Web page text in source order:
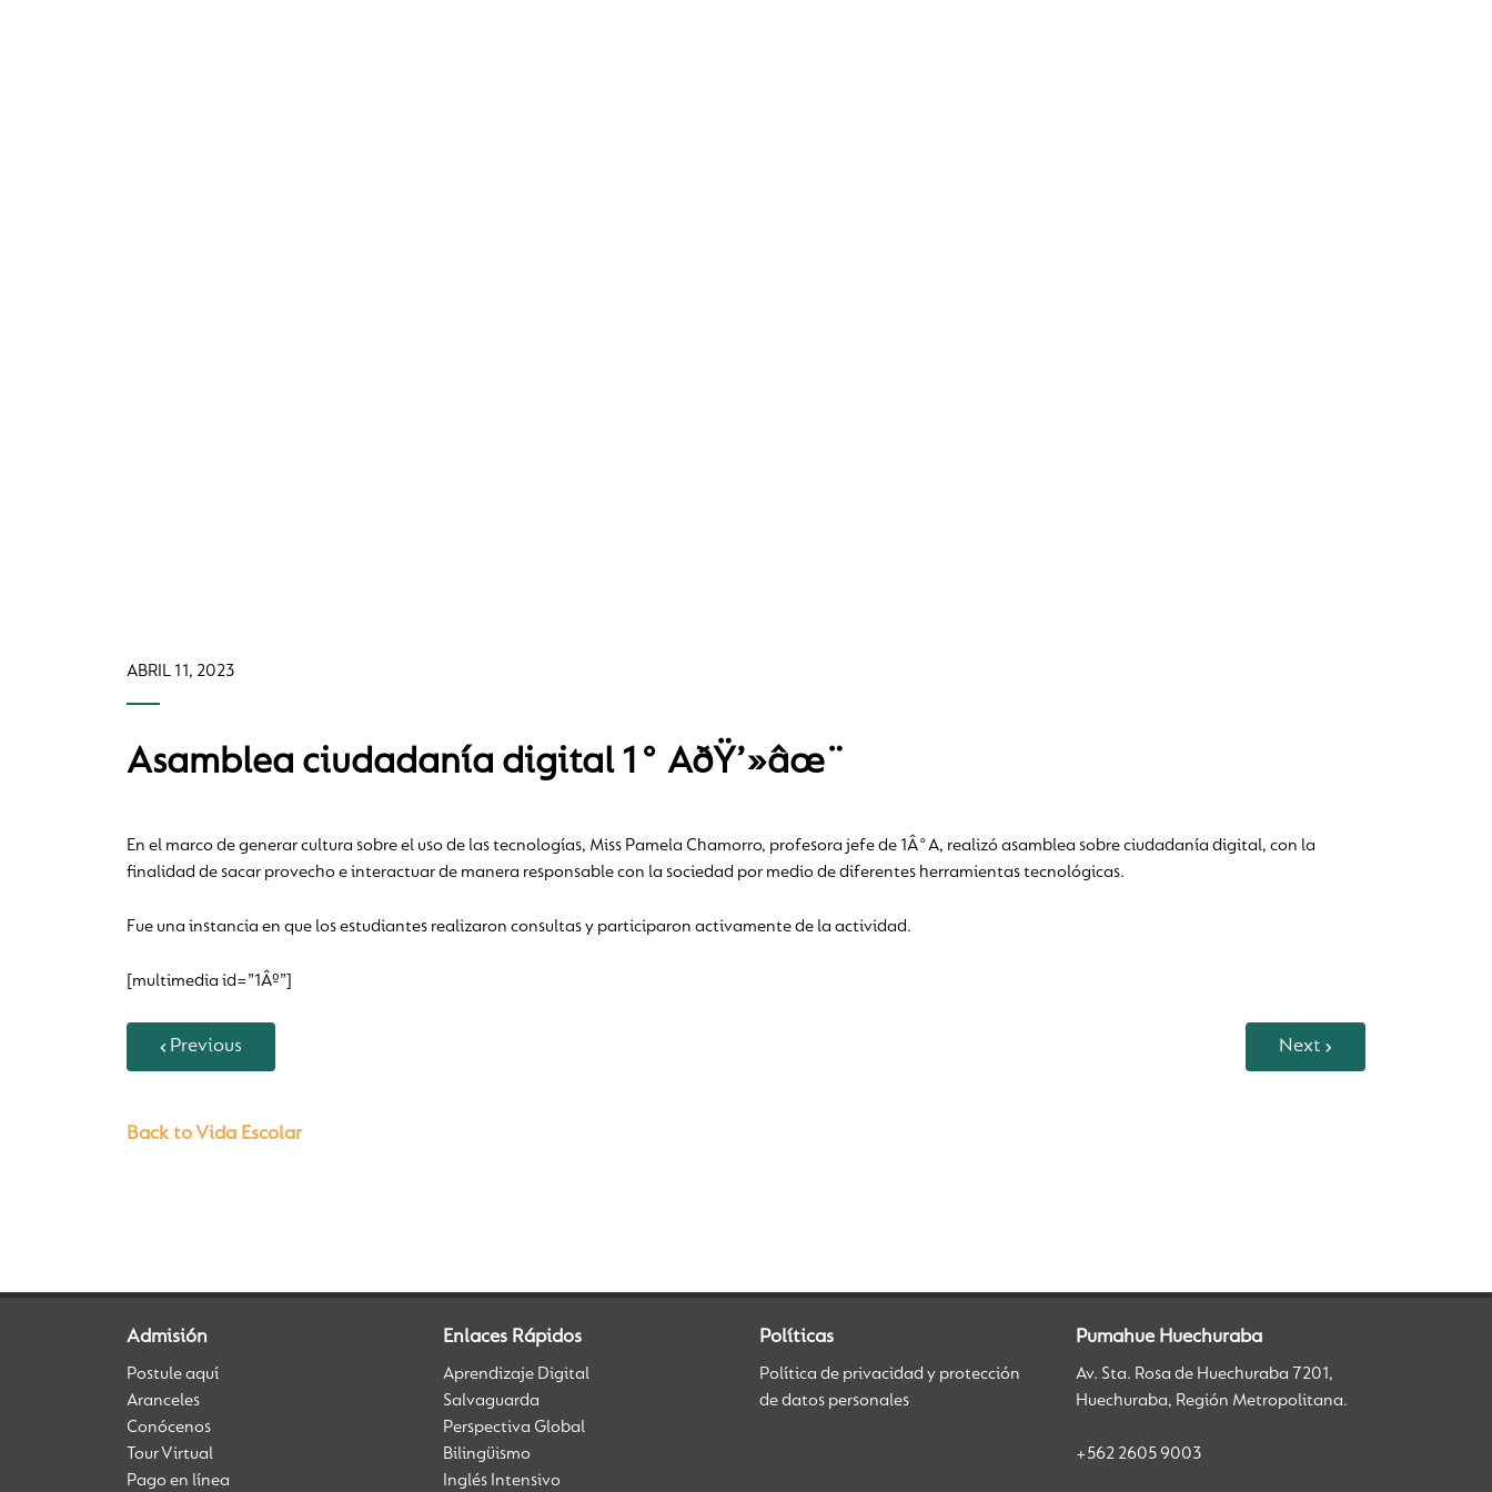
ABRIL 11, 2023
Asamblea ciudadanía digital 1° AðŸ’»âœ¨
En el marco de generar cultura sobre el uso de las tecnologías, Miss Pamela Chamorro, profesora jefe de 1Â°A, realizó asamblea sobre ciudadanía digital, con la
finalidad de sacar provecho e interactuar de manera responsable con la sociedad por medio de diferentes herramientas tecnológicas.
Fue una instancia en que los estudiantes realizaron consultas y participaron activamente de la actividad.
[multimedia id=”1Âº”]
Previous Next
Back to Vida Escolar
Admisión
Postule aquí
Aranceles
Conócenos
Tour Virtual
Pago en línea
Enlaces Rápidos
Aprendizaje Digital
Salvaguarda
Perspectiva Global
Bilingüismo
Inglés Intensivo
Políticas
Política de privacidad y protección
de datos personales
Pumahue Huechuraba
Av. Sta. Rosa de Huechuraba 7201,
Huechuraba, Región Metropolitana.
+562 2605 9003